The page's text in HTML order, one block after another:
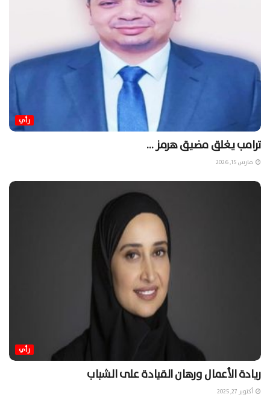
رأي
ترامب يغلق مضيق هرمز …
مارس 15, 2026
رأي
ريادة الأعمال ورهان القيادة على الشباب
أكتوبر 27, 2025